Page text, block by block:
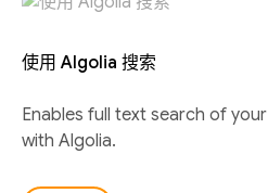
使用 Algolia 搜索
Enables full text search of
with Algolia.